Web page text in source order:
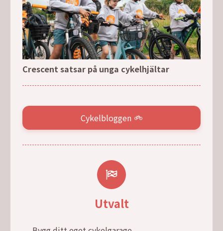
Crescent satsar på unga cykelhjältar
Cykelbloggen
Utvalt